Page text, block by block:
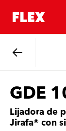
GDE
Lijadora de
Jirafa® con